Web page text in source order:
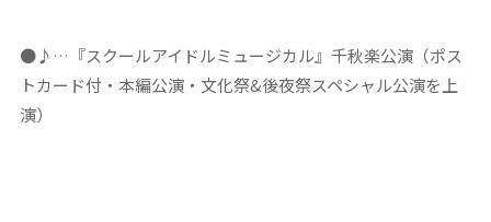
●♪…『スクールアイドルミュージカル』千秋楽公演（ポス
トカード付・本編公演・文化祭&後夜祭スペシャル公演を上
演）